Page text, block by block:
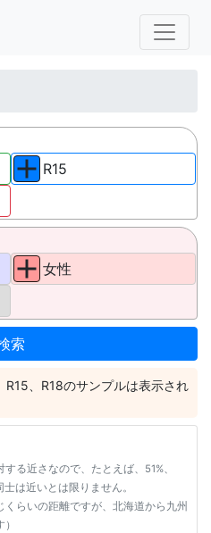
R15
女性
R15、R18のサンプルは表示され
る近さなので、たとえば、51%、
は近いとは限りません。
くらいの距離ですが、北海道から九州